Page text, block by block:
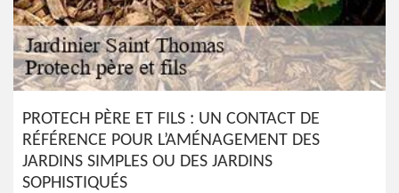
PROTECH PÈRE ET FILS : UN CONTACT DE
RÉFÉRENCE POUR L’AMÉNAGEMENT DES
JARDINS SIMPLES OU DES JARDINS
SOPHISTIQUÉS